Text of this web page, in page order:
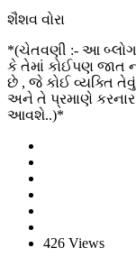
શૈશવ વોરા
*(ચેતવણી :- આ
કે તેમાં કોઈપણ જાત
છે , જે કોઈ વ્યક્તિ
અને તે પ્રમાણે કરનાર
આવશે..)*
426 Views